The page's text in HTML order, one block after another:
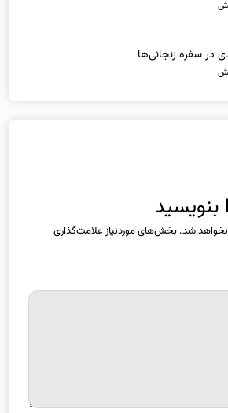
در سفره‌ زنجانی‌ها
بنویسید
نخواهد شد. بخش‌های موردنیاز علامت‌گذاری